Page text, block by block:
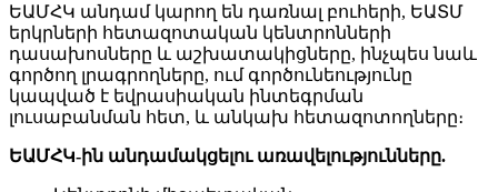
ԵԱՄՀԿ անդամ կարող են դառնալ բուհերի, ԵԱՏՄ
երկրների հետազոտական ​​կենտրոնների
դասախոսները և աշխատակիցները, ինչպես նաև
գործող լրագրողները, ում գործունեությունը
կապված է եվրասիական ինտեգրման
լուսաբանման հետ, և անկախ հետազոտողները։
ԵԱՄՀԿ-ին անդամակցելու առավելությունները.